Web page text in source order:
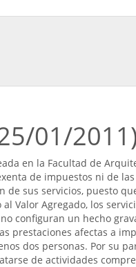
01/
en la Facultad de
de impuestos ni de
de sus servicios, puesto
Valor Agregado, los
configuran un hecho
prestaciones afectas a
dos personas. Por su
de actividades